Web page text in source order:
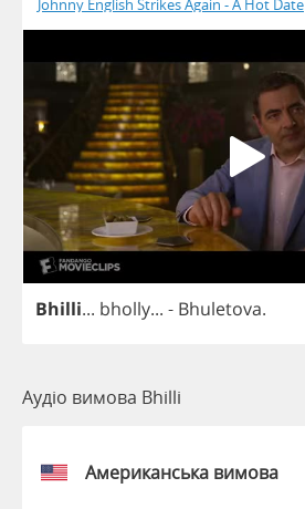
Johnny English Strikes Again - A Hot Date
Bhilli... bholly... - Bhuletova.
Аудіо вимова Bhilli
Американська вимова